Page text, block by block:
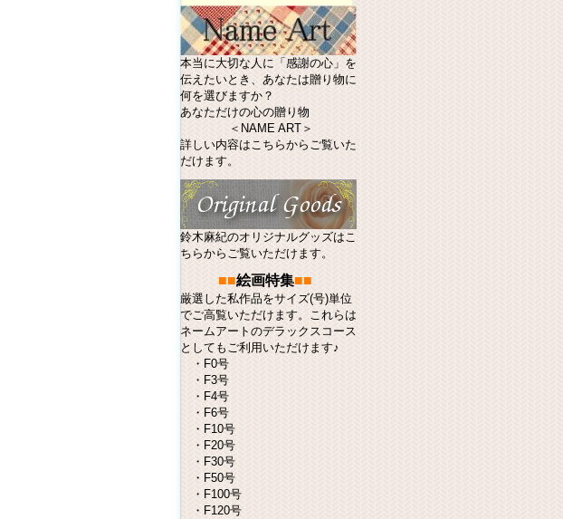
本当に大切な人に「感謝の心」を
伝えたいとき、あなたは贈り物に
何を選びますか？
あなただけの心の贈り物
＜NAME ART＞
詳しい内容はこちらからご覧いた
だけます。
鈴木麻紀のオリジナルグッズはこ
ちらからご覧いただけます。
■■絵画特集■■
厳選した私作品をサイズ(号)単位
でご高覧いただけます。これらは
ネームアート のデラックスコース
としてもご利用いただけます♪
・ F0号
・ F3号
・ F4号
・ F6号
・ F10号
・ F20号
・ F30号
・ F50号
・ F100号
・ F120号